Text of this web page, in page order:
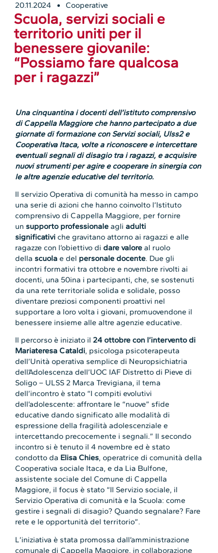
20.11.2024 Cooperative
Scuola, servizi sociali e
territorio uniti per il
benessere giovanile:
“Possiamo fare qualcosa
per i ragazzi”
Una cinquantina i docenti dell’istituto comprensivo
di Cappella Maggiore che hanno partecipato a due
giornate di formazione con Servizi sociali, Ulss2 e
Cooperativa Itaca, volte a riconoscere e intercettare
eventuali segnali di disagio tra i ragazzi, e acquisire
nuovi strumenti per agire e cooperare in sinergia con
le altre agenzie educative del territorio.
Il servizio Operativa di comunità ha messo in campo
una serie di azioni che hanno coinvolto l’Istituto
comprensivo di Cappella Maggiore, per fornire
un supporto professionale agliadulti
significativi che gravitano attorno ai ragazzi e alle
ragazze con l’obiettivo didare valore al ruolo
della scuola e del personale docente. Due gli
incontri formativi tra ottobre e novembre rivolti ai
docenti, una 50ina i partecipanti, che, se sostenuti
da una rete territoriale solida e solidale, posso
diventare preziosi componenti proattivi nel
supportare a loro volta i giovani, promuovendone il
benessere insieme alle altre agenzie educative.
Il percorso è iniziato il24 ottobre con l’intervento di
Mariateresa Cataldi, psicologa psicoterapeuta
dell’Unità operativa semplice di Neuropsichiatria
dell’Adolescenza dell’UOC IAF Distretto di Pieve di
Soligo – ULSS 2 Marca Trevigiana, il tema
dell’incontro è stato “I compiti evolutivi
dell’adolescente: affrontare le “nuove” sfide
educative dando significato alle modalità di
espressione della fragilità adolescenziale e
intercettando precocemente i segnali.” Il secondo
incontro si è tenuto il 4 novembre ed è stato
condotto da Elisa Chies, operatrice di comunità della
Cooperativa sociale Itaca, e da Lia Bulfone,
assistente sociale del Comune di Cappella
Maggiore, il focus è stato “Il Servizio sociale, il
Servizio Operativa di comunità e la Scuola: come
gestire i segnali di disagio? Quando segnalare? Fare
rete e le opportunità del territorio”.
L’iniziativa è stata promossa dall’amministrazione
comunale di Cappella Maggiore, in collaborazione